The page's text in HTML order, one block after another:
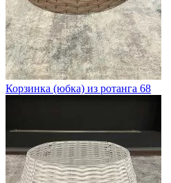
Корзинка (юбка) из ротанга 68